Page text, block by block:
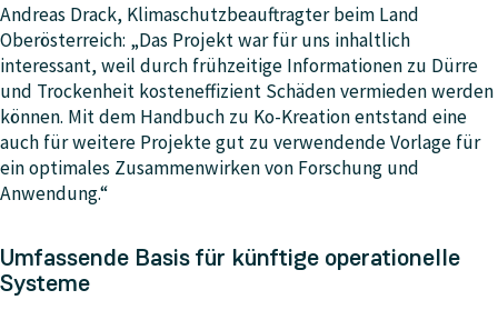
Andreas Drack, Klimaschutzbeauftragter beim Land
Oberösterreich: „Das Projekt war für uns inhaltlich
interessant, weil durch frühzeitige Informationen zu Dürre
und Trockenheit kosteneffizient Schäden vermieden werden
können. Mit dem Handbuch zu Ko-Kreation entstand eine
auch für weitere Projekte gut zu verwendende Vorlage für
ein optimales Zusammenwirken von Forschung und
Anwendung.“
Umfassende Basis für künftige operationelle
Systeme